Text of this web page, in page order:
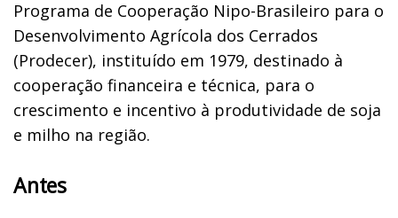
Programa de Cooperação Nipo-Brasileiro para o
Desenvolvimento Agrícola dos Cerrados
(Prodecer), instituído em 1979, destinado à
cooperação financeira e técnica, para o
crescimento e incentivo à produtividade de soja
e milho na região.
Antes